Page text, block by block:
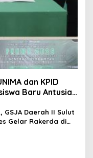
dan KPID
Baru Antusias
GSJA Daerah II Sulut
Gelar Rakerda di